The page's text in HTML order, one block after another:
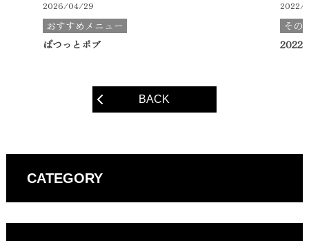
2026/04/29
おすすめメニュー
ぱつっとボブ
2022/
その
2022
BACK
CATEGORY